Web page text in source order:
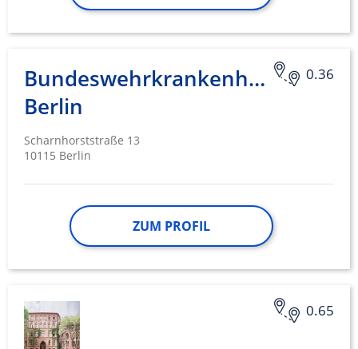
0.36
Bundeswehrkrankenhaus
Berlin
Scharnhorststraße 13
10115 Berlin
ZUM PROFIL
0.65